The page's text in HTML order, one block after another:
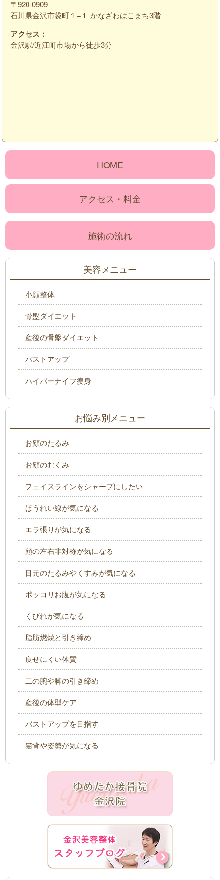
〒920-0909
石川県金沢市袋町１−１ かなざわはこまち3階
アクセス：
金沢駅/近江町市場から徒歩3分
HOME
アクセス・料金
施術の流れ
美容メニュー
小顔整体
骨盤ダイエット
産後の骨盤ダイエット
バストアップ
ハイパーナイフ痩身
お悩み別メニュー
お顔のたるみ
お顔のむくみ
フェイスラインをシャープにしたい
ほうれい線が気になる
エラ張りが気になる
顔の左右非対称が気になる
目元のたるみやくすみが気になる
ポッコリお腹が気になる
くびれが気になる
脂肪燃焼と引き締め
痩せにくい体質
二の腕や脚の引き締め
産後の体型ケア
バストアップを目指す
猫背や姿勢が気になる